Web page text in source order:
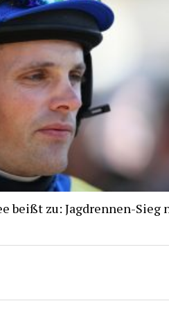
beißt zu: Jagdrennen-Sieg